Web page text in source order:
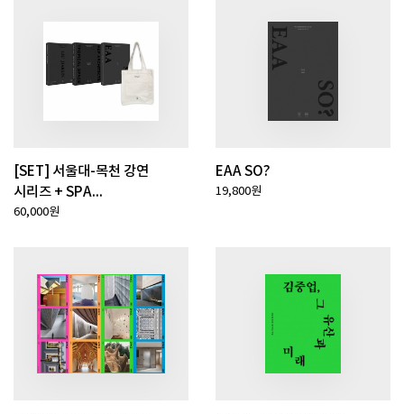
[SET] 서울대-목천 강연
시리즈 + SPA...
60,000원
EAA SO?
19,800원